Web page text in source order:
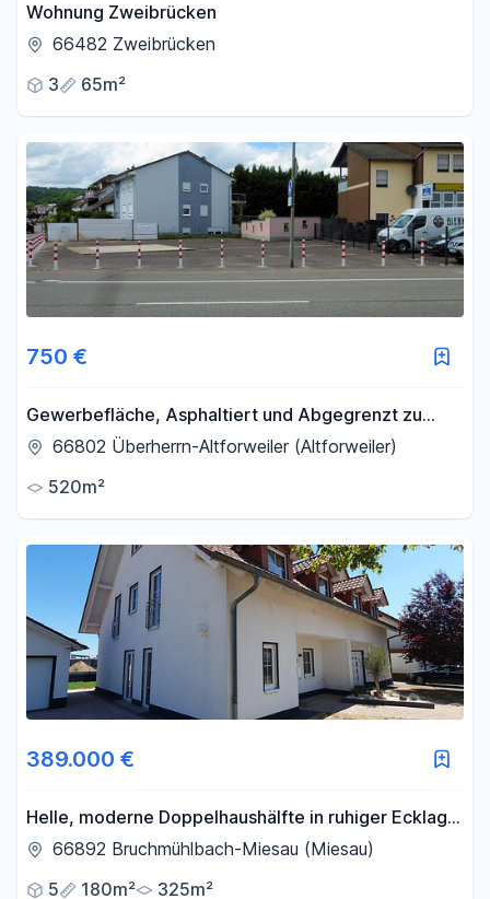
Wohnung Zweibrücken
66482 Zweibrücken
3
65m²
750 €
Gewerbefläche, Asphaltiert und Abgegrenzt zu
vermieten !
66802 Überherrn-Altforweiler (Altforweiler)
520m²
389.000 €
Helle, moderne Doppelhaushälfte in ruhiger Ecklage
– sofort bezugsfertig!
66892 Bruchmühlbach-Miesau (Miesau)
5
180m² 325m²